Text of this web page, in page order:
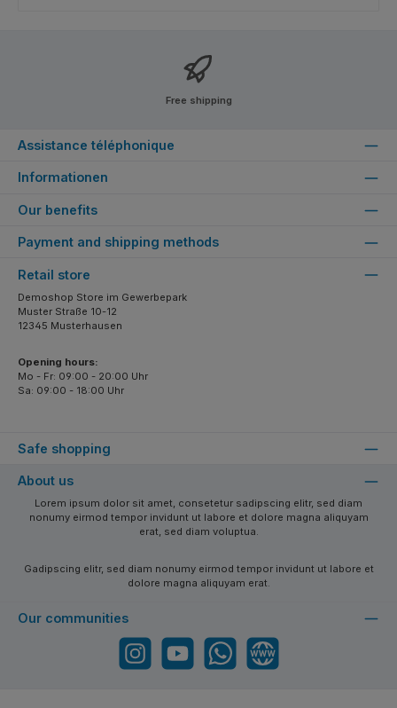
Free shipping
Assistance téléphonique
Informationen
Our benefits
Payment and shipping methods
Safe shopping
Retail store
Demoshop Store im Gewerbepark
Muster Straße 10-12
12345 Musterhausen
Opening hours:
Mo - Fr: 09:00 - 20:00 Uhr
Sa: 09:00 - 18:00 Uhr
About us
Lorem ipsum dolor sit amet, consetetur sadipscing elitr, sed diam
nonumy eirmod tempor invidunt ut labore et dolore magna aliquyam
erat, sed diam voluptua.
Gadipscing elitr, sed diam nonumy eirmod tempor invidunt ut labore et
dolore magna aliquyam erat.
Our communities
Instagram YouTube WhatsApp Website